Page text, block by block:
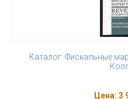
Каталог. Фискальные
Цена: 3